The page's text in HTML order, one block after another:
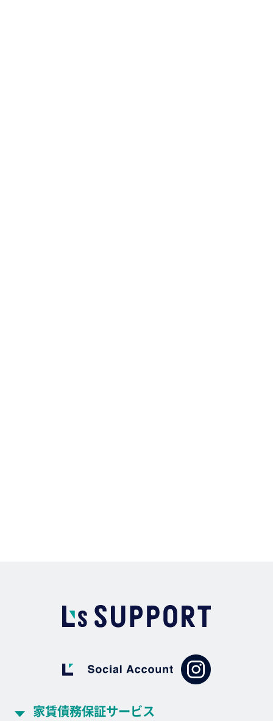
家賃債務保証サービス